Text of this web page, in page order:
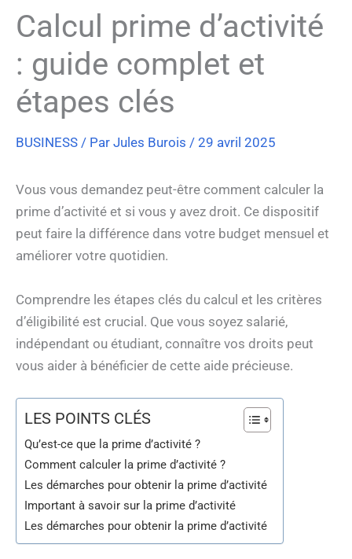
Calcul prime d’activité
: guide complet et
étapes clés
BUSINESS / Par Jules Burois / 29 avril 2025
Vous vous demandez peut-être comment calculer la
prime d’activité et si vous y avez droit. Ce dispositif
peut faire la différence dans votre budget mensuel et
améliorer votre quotidien.
Comprendre les étapes clés du calcul et les critères
d’éligibilité est crucial. Que vous soyez salarié,
indépendant ou étudiant, connaître vos droits peut
vous aider à bénéficier de cette aide précieuse.
LES POINTS CLÉS
Qu’est-ce que la prime d’activité ?
Comment calculer la prime d’activité ?
Les démarches pour obtenir la prime d’activité
Important à savoir sur la prime d’activité
Les démarches pour obtenir la prime d’activité